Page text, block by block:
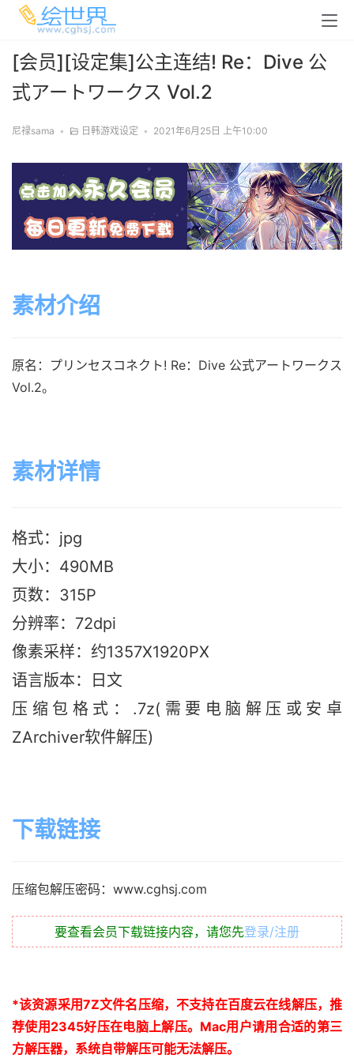
[会员][设定集]公主连结! Re：Dive 公
式アートワークス Vol.2
尼禄sama • 日韩游戏设定 • 2021年6月25日 上午10:00
素材介绍
原名：プリンセスコネクト! Re：Dive 公式アートワークス
Vol.2。
素材详情
格式：jpg
大小：490MB
页数：315P
分辨率：72dpi
像素采样：约1357X1920PX
语言版本：日文
压缩包格式：.7z(需要电脑解压或安卓
ZArchiver软件解压)
下载链接
压缩包解压密码：www.cghsj.com
要查看会员下载链接内容，请您先登录/注册
*该资源采用7Z文件名压缩，不支持在百度云在线解压，推
荐使用2345好压在电脑上解压。 Mac用户请用合适的第三
方解压器，系统自带解压可能无法解压。